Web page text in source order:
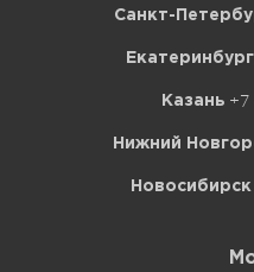
Санкт-
Екатеринбург
Казань +7
Нижний
Новосибирск